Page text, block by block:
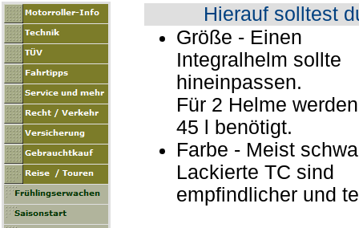
Hierauf solltest
Größe - Einen
Integralhelm sollte
hineinpassen.
Für 2 Helme
45 l benötigt.
Farbe - Meist
Lackierte TC sind
empfindlicher und